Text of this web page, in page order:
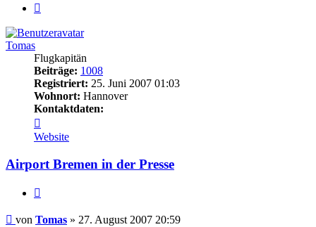
Tomas
Flugkapitän
Beiträge: 1008
Registriert: 25. Juni 2007 01:03
Wohnort: Hannover
Kontaktdaten:
von
Tomas
Website
Airport Bremen in der Presse
Ungelesener
von Tomas » 27. August 2007 20:59